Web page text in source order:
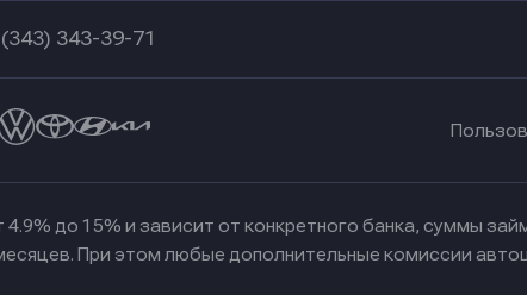
343-39-71
4.9% до 15% и зависит от конкретного банка, суммы
При этом любые дополнительные комиссии